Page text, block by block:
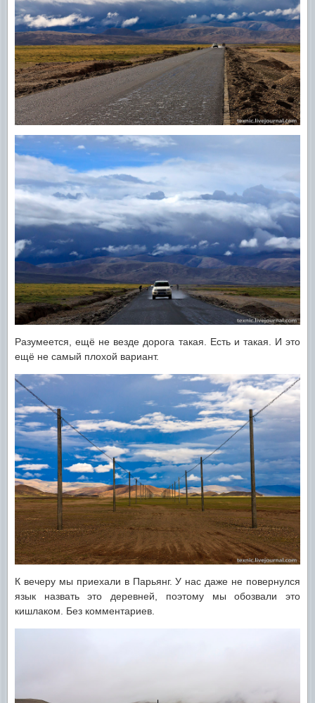
Разумеется, ещё не везде дорога такая. Есть и такая. И это
ещё не самый плохой вариант.
К вечеру мы приехали в Парьянг. У нас даже не повернулся
язык назвать это деревней, поэтому мы обозвали это
кишлаком. Без комментариев.